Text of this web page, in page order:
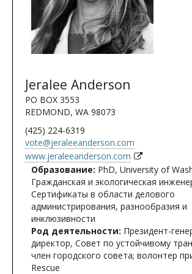
Jeralee Anderson
PO BOX 3553
REDMOND, WA 98073
(425) 224-6319
vote@jeraleeanderson.com
www.jeraleeanderson.com
Образование: PhD, University of
Гражданская и экологическая
Сертификаты в области делового
администрирования, разнообразия и
инклюзивности
Род деятельности: Президент-
директор, Совет по устойчивому
член городского совета; волонтер
Rescue